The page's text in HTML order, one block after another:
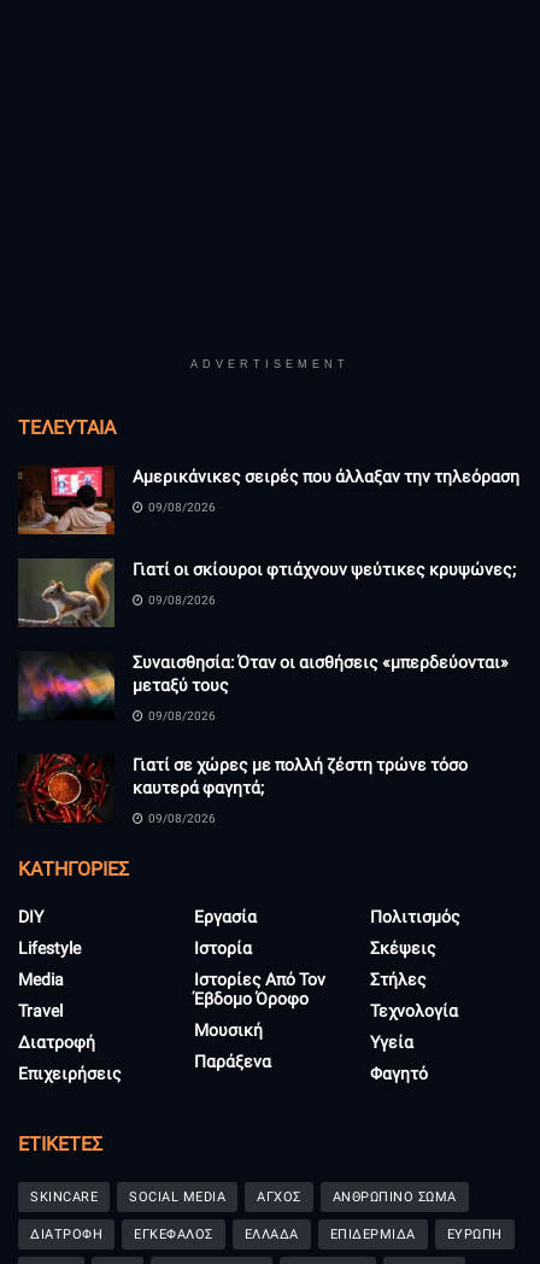
ADVERTISEMENT
ΤΕΛΕΥΤΑΊΑ
Αμερικάνικες σειρές που άλλαξαν την τηλεόραση
09/08/2026
Γιατί οι σκίουροι φτιάχνουν ψεύτικες κρυψώνες;
09/08/2026
Συναισθησία: Όταν οι αισθήσεις «μπερδεύονται»
μεταξύ τους
09/08/2026
Γιατί σε χώρες με πολλή ζέστη τρώνε τόσο
καυτερά φαγητά;
09/08/2026
KΑΤΗΓΟΡΊΕΣ
DIY
Lifestyle
Media
Travel
Διατροφή
Επιχειρήσεις
Εργασία
Ιστορία
Ιστορίες Από Τον
Έβδομο Όροφο
Μουσική
Παράξενα
Πολιτισμός
Σκέψεις
Στήλες
Τεχνολογία
Υγεία
Φαγητό
ΕΤΙΚΈΤΕΣ
SKINCARE SOCIAL MEDIA ΑΓΧΟΣ ΑΝΘΡΩΠΙΝΟ ΣΩΜΑ
ΔΙΑΤΡΟΦΗ ΕΓΚΕΦΑΛΟΣ ΕΛΛΑΔΑ ΕΠΙΔΕΡΜΙΔΑ ΕΥΡΩΠΗ